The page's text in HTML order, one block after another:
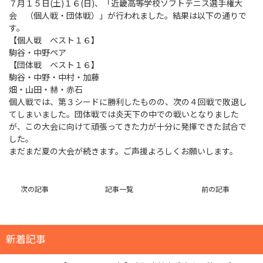
７月１５日(土)１６(日)、「近畿高等学校ソフトテニス選手権大
会 （個人戦・団体戦）」が行われました。結果は以下の通りで
す。
【個人戦 ベスト１６】
駒谷・中野ペア
【団体戦 ベスト１６】
駒谷・中野・中村・加藤
畑・山田・赫・赤石
個人戦では、第３シードに勝利したものの、次の４回戦で敗退し
てしまいました。団体戦では炎天下の中での戦いとなりました
が、この大会に向けて頑張ってきた力が十分に発揮できた試合で
した。
まだまだ夏の大会が続きます。ご声援よろしくお願いします。
次の記事 記事一覧 前の記事
新着記事